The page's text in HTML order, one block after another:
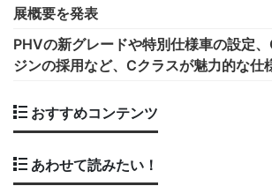
展概要を発表
PHVの新グレードや特別仕様車の設定
ジンの採用など、Cクラスが魅力的な仕
おすすめコンテンツ
あわせて読みたい！